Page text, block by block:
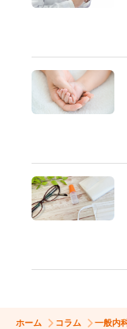
ホーム コラム
一般内